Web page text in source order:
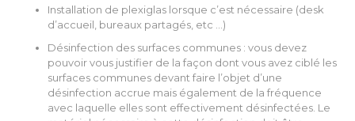
Installation de plexiglas lorsque c’est nécessaire (desk
d’accueil, bureaux partagés, etc …)
Désinfection des surfaces communes : vous devez
pouvoir vous justifier de la façon dont vous avez ciblé les
surfaces communes devant faire l’objet d’une
désinfection accrue mais également de la fréquence
avec laquelle elles sont effectivement désinfectées. Le